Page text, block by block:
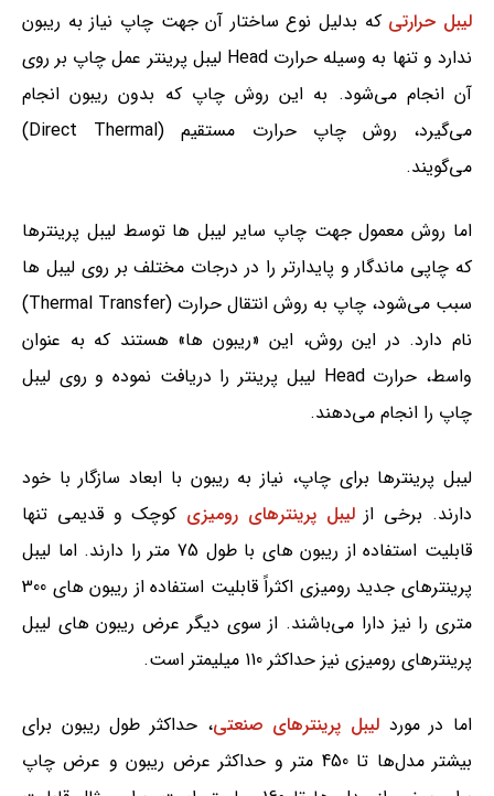
لیبل حرارتی که بدلیل نوع ساختار آن جهت چاپ نیاز به ریبون
ندارد و تنها به وسیله حرارت Head لیبل پرینتر عمل چاپ بر روی
آن‌ انجام می‌شود. به این روش چاپ که بدون ریبون انجام
می‌گیرد، روش چاپ حرارت مستقیم (Direct Thermal)
می‌گویند.
اما روش معمول جهت چاپ سایر لیبل ها توسط لیبل پرینترها
که چاپی ماندگار و پایدارتر را در درجات مختلف بر روی لیبل ها
سبب می‌شود، چاپ به روش انتقال حرارت (Thermal Transfer)
نام دارد. در این روش، این «ریبون ها» هستند که به عنوان
واسط، حرارت Head لیبل پرینتر را دریافت نموده و روی لیبل
چاپ را انجام می‌دهند.
لیبل پرینترها برای چاپ، نیاز به ریبون با ابعاد سازگار با خود
دارند. برخی ازلیبل پرینترهای رومیزی کوچک و قدیمی تنها
قابلیت استفاده از ریبون های با طول 75 متر را دارند. اما لیبل
پرینترهای جدید رومیزی اکثراً قابلیت استفاده از ریبون های 300
متری را نیز دارا می‌باشند. از سوی دیگر عرض ریبون های لیبل
پرینترهای رومیزی نیز حداکثر 110 میلیمتر است.
اما در مورد لیبل پرینترهای صنعتی، حداکثر طول ریبون برای
بیشتر مدل‌ها تا 450 متر و حداکثر عرض ریبون و عرض چاپ